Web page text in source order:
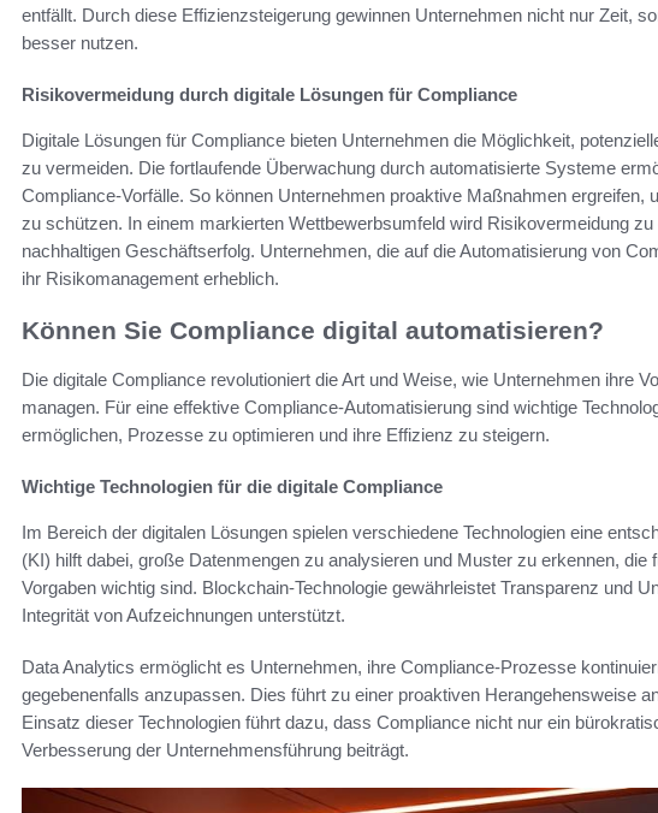
entfällt. Durch diese Effizienzsteigerung gewinnen Unternehmen nicht nur Zeit,
besser nutzen.
Risikovermeidung durch digitale Lösungen für Compliance
Digitale Lösungen für Compliance bieten Unternehmen die Möglichkeit,
zu vermeiden. Die fortlaufende Überwachung durch automatisierte Systeme
Compliance-Vorfälle. So können Unternehmen proaktive Maßnahmen ergreifen,
zu schützen. In einem markierten Wettbewerbsumfeld wird Risikovermeidung
nachhaltigen Geschäftserfolg. Unternehmen, die auf die Automatisierung von
ihr Risikomanagement erheblich.
Können Sie Compliance digital automatisieren?
Die digitale Compliance revolutioniert die Art und Weise, wie Unternehmen ihre
managen. Für eine effektive Compliance-Automatisierung sind wichtige
ermöglichen, Prozesse zu optimieren und ihre Effizienz zu steigern.
Wichtige Technologien für die digitale Compliance
Im Bereich der digitalen Lösungen spielen verschiedene Technologien eine
(KI) hilft dabei, große Datenmengen zu analysieren und Muster zu erkennen, die
Vorgaben wichtig sind. Blockchain-Technologie gewährleistet Transparenz und
Integrität von Aufzeichnungen unterstützt.
Data Analytics ermöglicht es Unternehmen, ihre Compliance-Prozesse
gegebenenfalls anzupassen. Dies führt zu einer proaktiven Herangehensweise
Einsatz dieser Technologien führt dazu, dass Compliance nicht nur ein
Verbesserung der Unternehmensführung beiträgt.